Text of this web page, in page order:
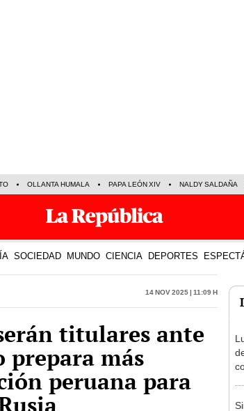
OLLANTA HUMALA PAPA LEÓN XIV NALDY SALDAÑA
SOCIEDAD MUNDO CIENCIA DEPORTES
14 Nov 2025 | 11:09 h
titulares ante
más
peruana para